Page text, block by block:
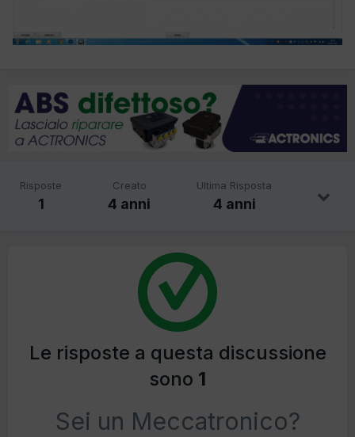
Risposte
1
Creato
4 anni
Ultima Risposta
4 anni
Le risposte a questa discussione
sono 1
Sei un Meccatronico?